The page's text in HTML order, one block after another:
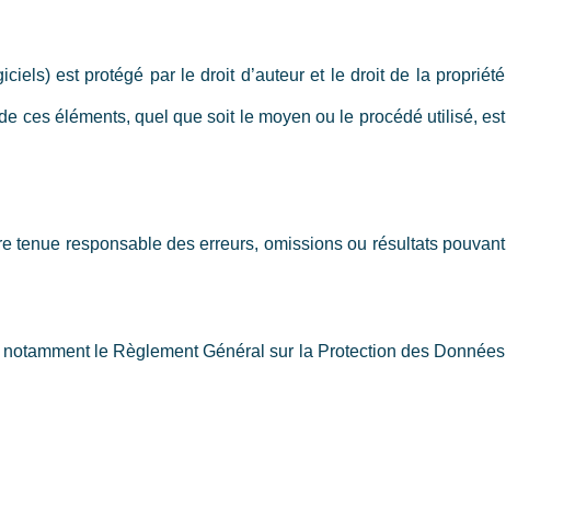
est protégé par le droit d’auteur et le droit de la propriété
ces éléments, quel que soit le moyen ou le procédé utilisé, est
tenue responsable des erreurs, omissions ou résultats pouvant
le Règlement Général sur la Protection des Données